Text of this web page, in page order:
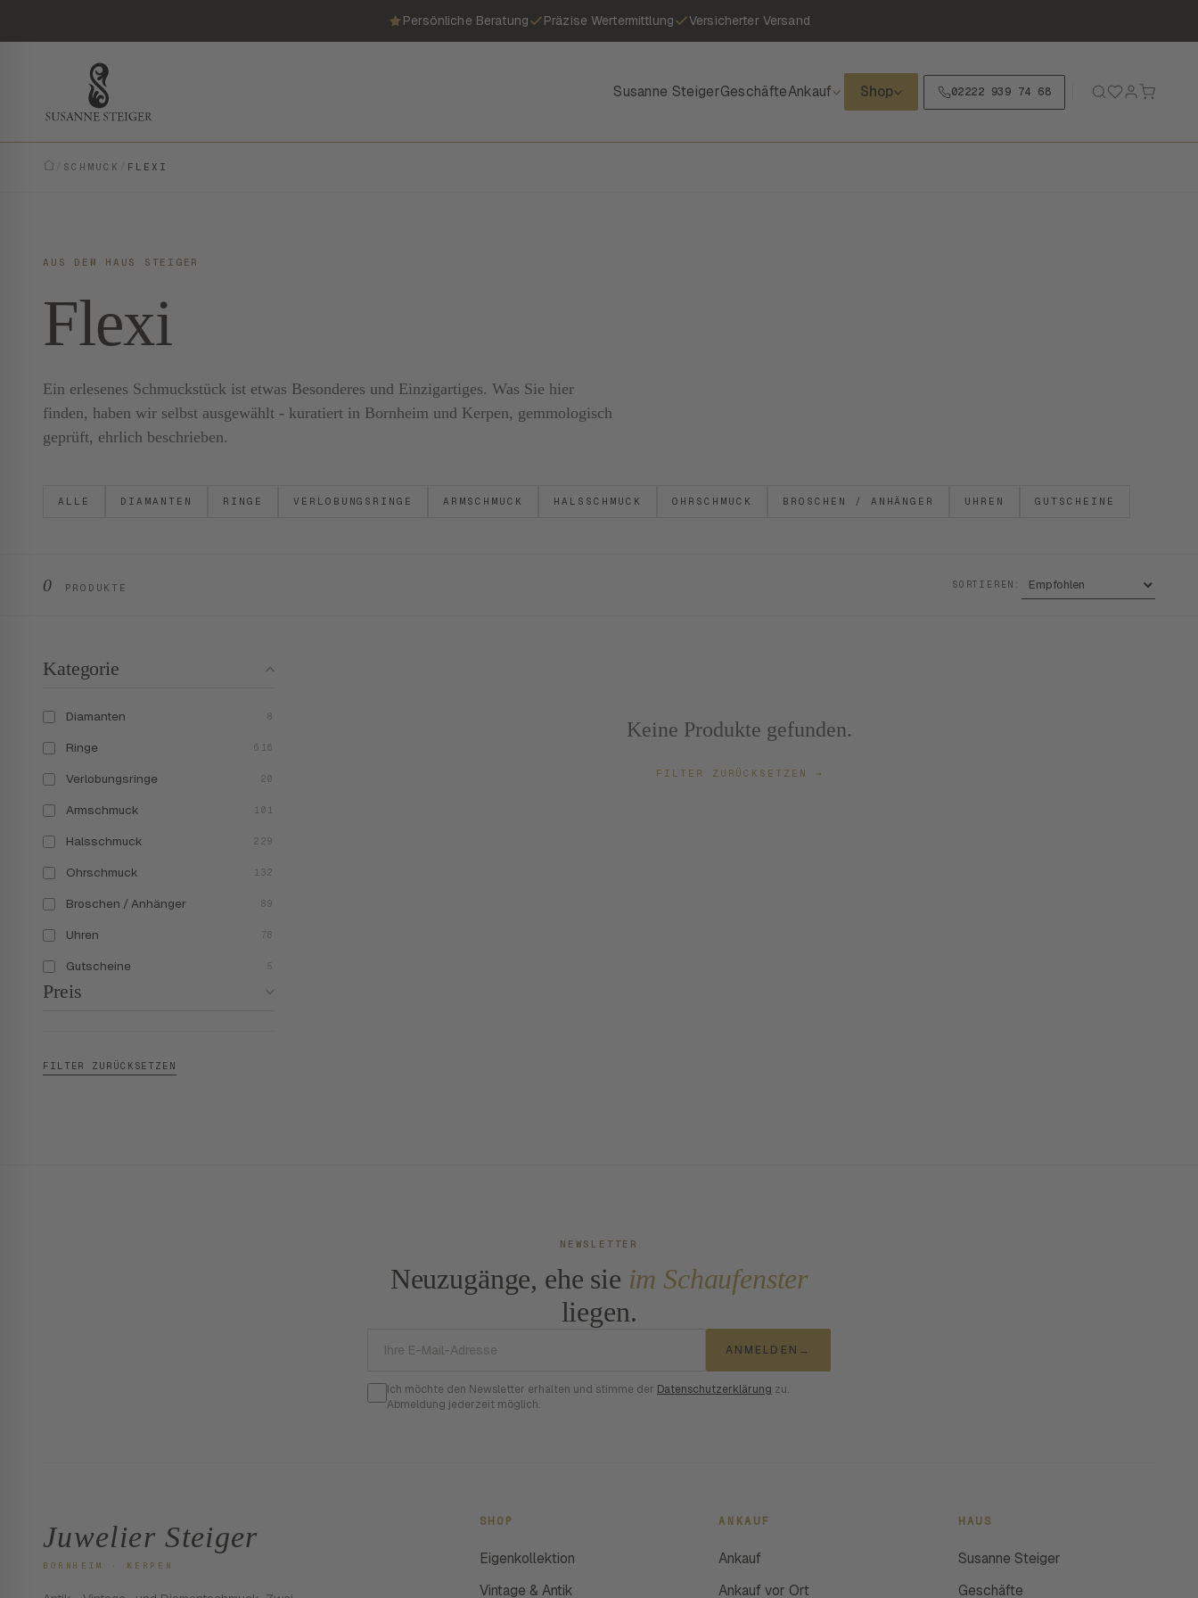
Persönliche Beratung Präzise Wertermittlung Versicherter Versand
Susanne SteigerGeschäfteAnkauf Shop 02222 939 74 68
SCHMUCK FLEXI
AUS DEM HAUS STEIGER
Flexi
Ein erlesenes Schmuckstück ist etwas Besonderes und Einzigartiges. Was Sie hier
finden, haben wir selbst ausgewählt - kuratiert in Bornheim und Kerpen, gemmologisch
geprüft, ehrlich beschrieben.
ALLE DIAMANTEN RINGE VERLOBUNGSRINGE ARMSCHMUCK HALSSCHMUCK OHRSCHMUCK BROSCHEN / ANHÄNGER UHREN GUTSCHEINE
0 PRODUKTE SORTIEREN:
Kategorie
Diamanten 8
Ringe 616
Verlobungsringe 20
Armschmuck 101
Halsschmuck 229
Ohrschmuck 132
Broschen / Anhänger 89
Uhren 78
Gutscheine 5
Preis
FILTER ZURÜCKSETZEN
Keine Produkte gefunden.
FILTER ZURÜCKSETZEN →
NEWSLETTER
Neuzugänge, ehe sie im Schaufenster
liegen.
ANMELDEN →
Ich möchte den Newsletter erhalten und stimme der Datenschutzerklärung zu.
Abmeldung jederzeit möglich.
Juwelier Steiger
BORNHEIM · KERPEN
SHOP
Eigenkollektion
Vintage & Antik
ANKAUF
Ankauf
Ankauf vor Ort
HAUS
Susanne Steiger
Geschäfte